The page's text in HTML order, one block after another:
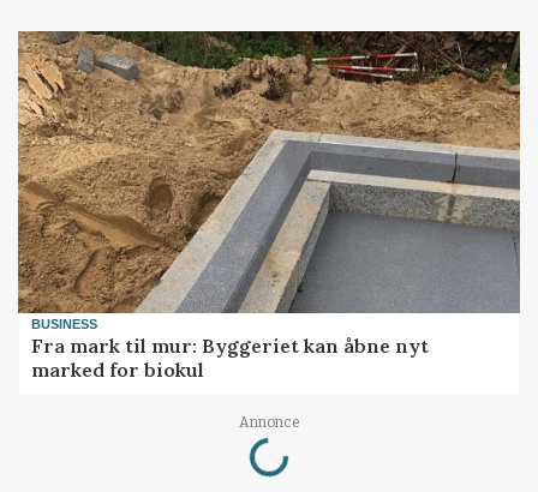
BUSINESS
Fra mark til mur: Byggeriet kan åbne nyt
marked for biokul
Annonce
Loading...